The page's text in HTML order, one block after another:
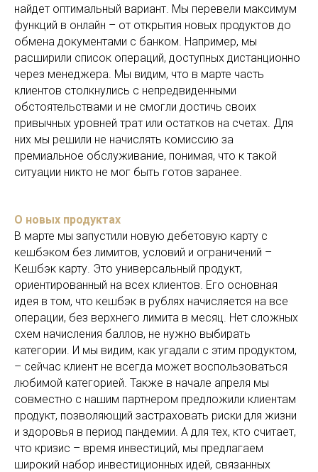
найдет оптимальный вариант. Мы перевели максимум
функций в онлайн – от открытия новых продуктов до
обмена документами с банком. Например, мы
расширили список операций, доступных дистанционно
через менеджера. Мы видим, что в марте часть
клиентов столкнулись с непредвиденными
обстоятельствами и не смогли достичь своих
привычных уровней трат или остатков на счетах. Для
них мы решили не начислять комиссию за
премиальное обслуживание, понимая, что к такой
ситуации никто не мог быть готов заранее.
О новых продуктах
В марте мы запустили новую дебетовую карту с
кешбэком без лимитов, условий и ограничений –
Кешбэк карту. Это универсальный продукт,
ориентированный на всех клиентов. Его основная
идея в том, что кешбэк в рублях начисляется на все
операции, без верхнего лимита в месяц. Нет сложных
схем начисления баллов, не нужно выбирать
категории. И мы видим, как угадали с этим продуктом,
– сейчас клиент не всегда может воспользоваться
любимой категорией. Также в начале апреля мы
совместно с нашим партнером предложили клиентам
продукт, позволяющий застраховать риски для жизни
и здоровья в период пандемии. А для тех, кто считает,
что кризис – время инвестиций, мы предлагаем
широкий набор инвестиционных идей, связанных